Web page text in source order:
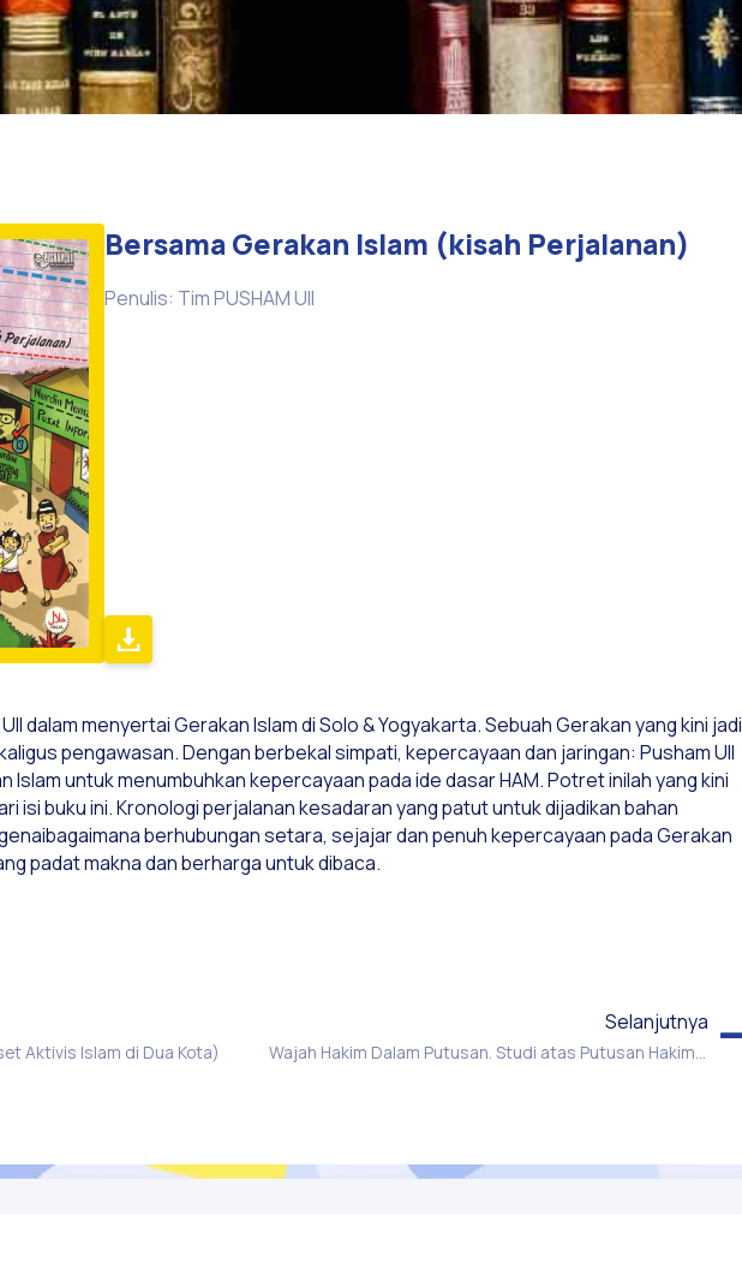
Bersama Gerakan Islam (kisah Perjalanan)
Penulis: Tim PUSHAM UII
dalam menyertai Gerakan Islam di Solo & Yogyakarta. Sebuah Gerakan yang kini jadi
pengawasan. Dengan berbekal simpati, kepercayaan dan jaringan: Pusham Ull
Islam untuk menumbuhkan kepercayaan pada ide dasar HAM. Potret inilah yang kini
isi buku ini. Kronologi perjalanan kesadaran yang patut untuk dijadikan bahan
berhubungan setara, sejajar dan penuh kepercayaan pada Gerakan
padat makna dan berharga untuk dibaca.
Aktivis Islam di Dua Kota)
Selanjutnya
Wajah Hakim Dalam Putusan. Studi atas Putusan Hakim Berdimensi Hak Asasi Manusia